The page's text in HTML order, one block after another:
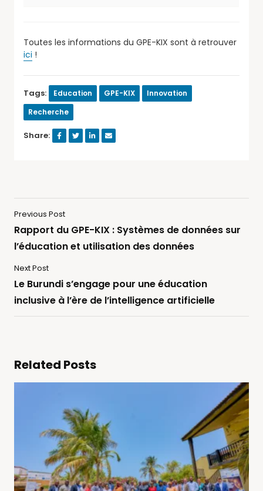
Toutes les informations du GPE-KIX sont à retrouver
ici !
Tags: Education GPE-KIX
Innovation
Recherche
Share:
Previous Post
Rapport du GPE-KIX : Systèmes de données sur
l’éducation et utilisation des données
Next Post
Le Burundi s’engage pour une éducation
inclusive à l’ère de l’intelligence artificielle
Related Posts